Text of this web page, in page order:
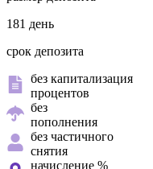
181 день
срок депозита
без капитализация
процентов
без
пополнения
без частичного
снятия
начисление %